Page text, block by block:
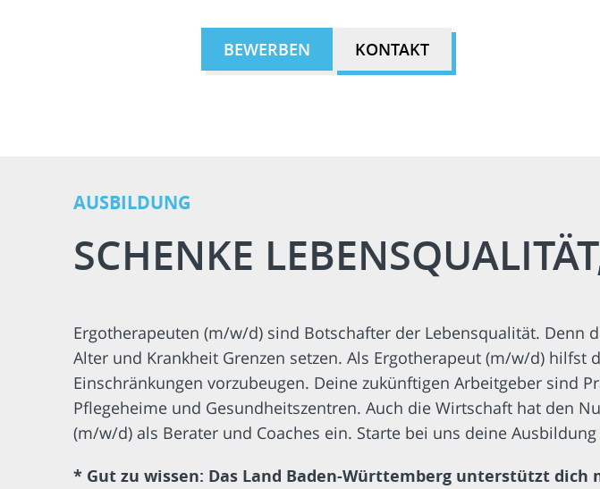
BEWERBEN KONTAKT
AUSBILDUNG
SCHENKE
Ergotherapeuten (m/w/d) sind Botschafter der Lebensqualität.
Alter und Krankheit Grenzen setzen. Als Ergotherapeut (m/w/d)
Einschränkungen vorzubeugen. Deine zukünftigen Arbeitgeber sind
Pflegeheime und Gesundheitszentren. Auch die Wirtschaft hat den
(m/w/d) als Berater und Coaches ein. Starte bei uns deine
* Gut zu wissen: Das Land Baden-Württemberg unterstützt